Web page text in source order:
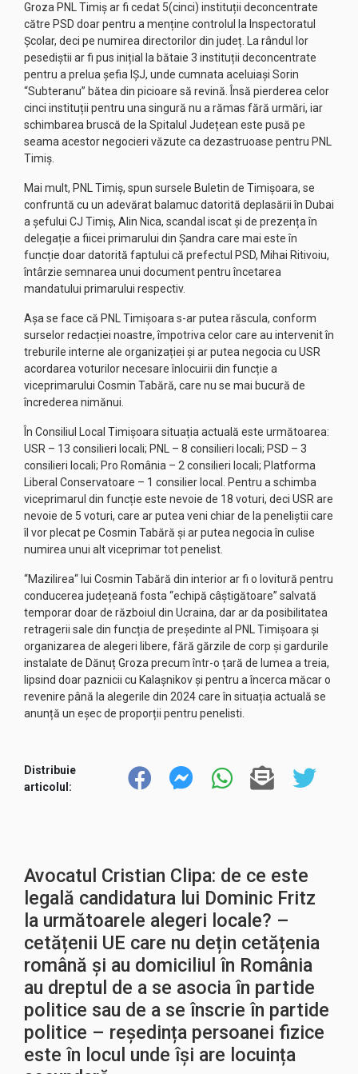
Groza PNL Timiș ar fi cedat 5(cinci) instituții deconcentrate
către PSD doar pentru a menține controlul la Inspectoratul
Școlar, deci pe numirea directorilor din județ. La rândul lor
pesediștii ar fi pus inițial la bătaie 3 instituții deconcentrate
pentru a prelua șefia IȘJ, unde cumnata aceluiași Sorin
“Subteranu” bătea din picioare să revină. Însă pierderea celor
cinci instituții pentru una singură nu a rămas fără urmări, iar
schimbarea bruscă de la Spitalul Județean este pusă pe
seama acestor negocieri văzute ca dezastruoase pentru PNL
Timiș.
Mai mult, PNL Timiș, spun sursele Buletin de Timișoara, se
confruntă cu un adevărat balamuc datorită deplasării în Dubai
a șefului CJ Timiș, Alin Nica, scandal iscat și de prezența în
delegație a fiicei primarului din Șandra care mai este în
funcție doar datorită faptului că prefectul PSD, Mihai Ritivoiu,
întârzie semnarea unui document pentru încetarea
mandatului primarului respectiv.
Așa se face că PNL Timișoara s-ar putea răscula, conform
surselor redacției noastre, împotriva celor care au intervenit în
treburile interne ale organizației și ar putea negocia cu USR
acordarea voturilor necesare înlocuirii din funcție a
viceprimarului Cosmin Tabără, care nu se mai bucură de
încrederea nimănui.
În Consiliul Local Timișoara situația actuală este următoarea:
USR – 13 consilieri locali; PNL – 8 consilieri locali; PSD – 3
consilieri locali; Pro România – 2 consilieri locali; Platforma
Liberal Conservatoare – 1 consilier local. Pentru a schimba
viceprimarul din funcție este nevoie de 18 voturi, deci USR are
nevoie de 5 voturi, care ar putea veni chiar de la peneliștii care
îl vor plecat pe Cosmin Tabără și ar putea negocia în culise
numirea unui alt viceprimar tot penelist.
“Mazilirea“ lui Cosmin Tabără din interior ar fi o lovitură pentru
conducerea județeană fosta “echipă câștigătoare” salvată
temporar doar de războiul din Ucraina, dar ar da posibilitatea
retragerii sale din funcția de președinte al PNL Timișoara și
organizarea de alegeri libere, fără gărzile de corp și gardurile
instalate de Dănuț Groza precum într-o țară de lumea a treia,
lipsind doar paznicii cu Kalașnikov și pentru a încerca măcar o
revenire până la alegerile din 2024 care în situația actuală se
anunță un eșec de proporții pentru penelisti.
Distribuie
articolul:
Avocatul Cristian Clipa: de ce este
legală candidatura lui Dominic Fritz
la următoarele alegeri locale? –
cetățenii UE care nu dețin cetățenia
română și au domiciliul în România
au dreptul de a se asocia în partide
politice sau de a se înscrie în partide
politice – reședința persoanei fizice
este în locul unde își are locuința